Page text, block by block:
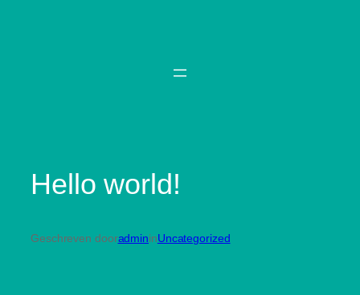
Hello world!
Geschreven dooradmininUncategorized